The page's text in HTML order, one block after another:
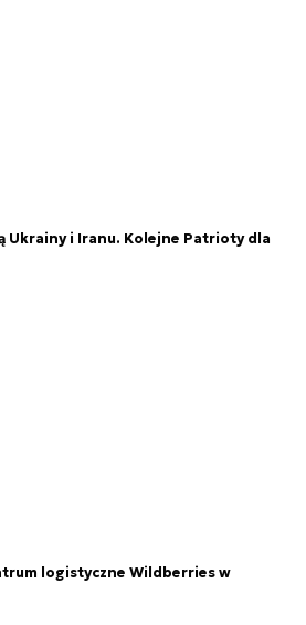
Ukrainy i Iranu. Kolejne Patrioty dla
logistyczne Wildberries w